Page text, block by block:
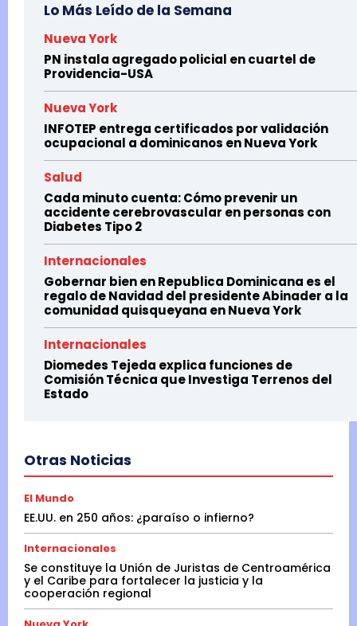
Lo Más Leído de la Semana
Nueva York
PN instala agregado policial en cuartel de
Providencia-USA
Nueva York
INFOTEP entrega certificados por validación
ocupacional a dominicanos en Nueva York
Salud
Cada minuto cuenta: Cómo prevenir un
accidente cerebrovascular en personas con
Diabetes Tipo 2
Internacionales
Gobernar bien en Republica Dominicana es el
regalo de Navidad del presidente Abinader a la
comunidad quisqueyana en Nueva York
Internacionales
Diomedes Tejeda explica funciones de
Comisión Técnica que Investiga Terrenos del
Estado
Otras Noticias
El Mundo
EE.UU. en 250 años: ¿paraíso o infierno?
Internacionales
Se constituye la Unión de Juristas de Centroamérica
y el Caribe para fortalecer la justicia y la
cooperación regional